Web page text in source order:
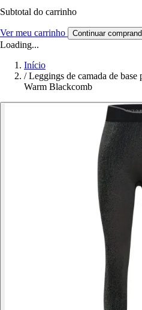
Subtotal do carrinho
Ver meu carrinho Continuar
Loading...
Início
/ Leggings de camada de
Warm Blackcomb